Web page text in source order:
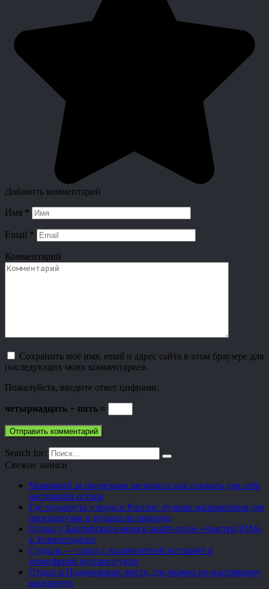
Добавить комментарий
Имя *
Email *
Комментарий
Сохранить моё имя, email и адрес сайта в этом браузере для
последующих моих комментариев.
Пожалуйста, введите ответ цифрами:
четырнадцать − пять =
Search for:
Свежие записи
Маврикий за пределами шезлонга: как открыть для себя
настоящий остров
Где отдохнуть у воды в России: лучшие направления для
перезагрузки и отдыха на природе
Отдых у Балтийского моря в апарт-отеле «АмстерДОМ»
в Зеленоградске
Суздаль — город с тысячелетней историей и
атмосферой русского уюта
Отдых в Подмосковье: место, где можно по-настоящему
выдохнуть